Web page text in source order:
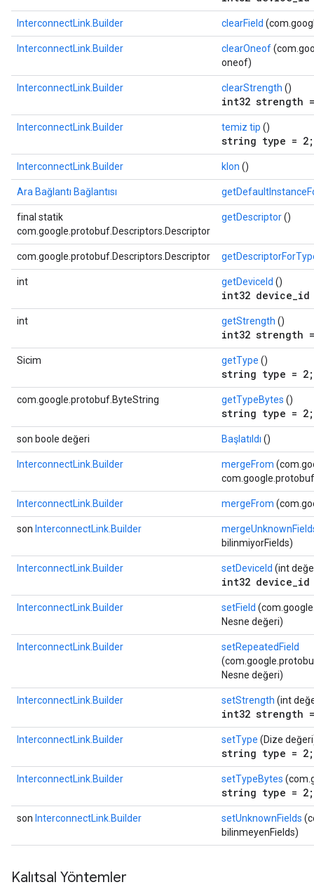
InterconnectLink.Builder clearField
InterconnectLink.Builder clearOneof
oneof)
InterconnectLink.Builder clearStrength ()
int32 strength
InterconnectLink.Builder temiz tip ()
string type = 2;
InterconnectLink.Builder klon ()
Ara Bağlantı Bağlantısı
final statik
com.google.protobuf.Descriptors.Descriptor
getDescriptor()
com.google.protobuf.Descriptors.Descriptor
int getDeviceId ()
int32
int getStrength ()
int32 strength
Sicim getType ()
string type = 2;
com.google.protobuf.ByteString getTypeBytes ()
string type = 2;
son boole değeri Başlatıldı ()
InterconnectLink.Builder mergeFrom
InterconnectLink.Builder mergeFrom
son InterconnectLink.Builder
bilinmiyorFields)
InterconnectLink.Builder setDeviceId (int
int32
InterconnectLink.Builder setField
Nesne değeri)
InterconnectLink.Builder
setRepeatedField
Nesne değeri)
InterconnectLink.Builder setStrength (int
int32 strength
InterconnectLink.Builder setType (Dize
string type = 2;
InterconnectLink.Builder setTypeBytes
string type = 2;
son InterconnectLink.Builder setUnknownFields
bilinmeyenFields)
Kalıtsal Yöntemler